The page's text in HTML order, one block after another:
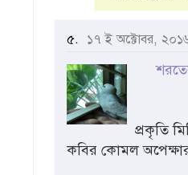
৫. ১৭ ই অক্টোবর,
প্রকৃতি
কবির কোমল